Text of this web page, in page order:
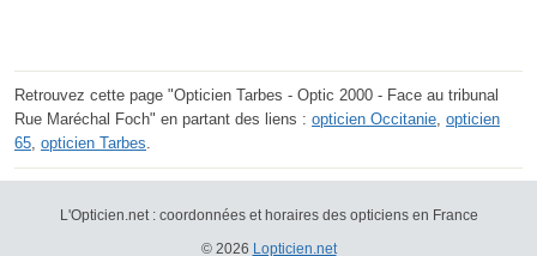
Retrouvez cette page "Opticien Tarbes - Optic 2000 - Face au tribunal
Rue Maréchal Foch" en partant des liens : opticien Occitanie opticien
65 opticien Tarbes
L'Opticien.net : coordonnées et horaires des opticiens en France
© 2026 Lopticien.net